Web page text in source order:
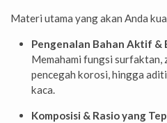
Materi utama yang akan Anda
Pengenalan Bahan Aktif &
Memahami fungsi surfaktan,
pencegah korosi, hingga
kaca.
Komposisi & Rasio yang